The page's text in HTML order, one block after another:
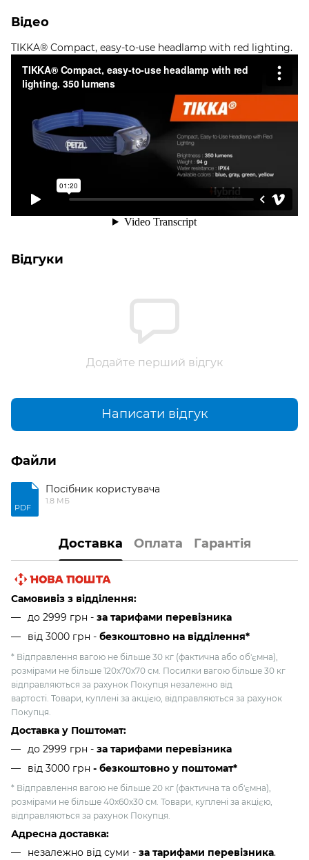
Відео
TIKKA® Compact, easy-to-use headlamp with red lighting.
Відгуки
Додайте перший відгук
Написати відгук
Файли
PDF
Посібник користувача
1.8 МБ
Доставка Оплата Гарантія
Самовивіз з відділення:
до 2999 грн - за тарифами перевізника
від 3000 грн - безкоштовно на відділення*
* Відправлення вагою не більше 30 кг (фактична або об'ємна),
розмірами не більше 120х70х70 см. Посилки вагою більше 30 кг
відправляються за рахунок Покупця незалежно від
вартості. Товари, куплені за акцією, відправляються за рахунок
Покупця.
Доставка у Поштомат:
до 2999 грн - за тарифами перевізника
від 3000 грн - безкоштовно у поштомат*
* Відправлення вагою не більше 20 кг (фактична та об'ємна),
розмірами не більше 40х60х30 см. Товари, куплені за акцією,
відправляються за рахунок Покупця.
Адресна доставка:
незалежно від суми - за тарифами перевізника.